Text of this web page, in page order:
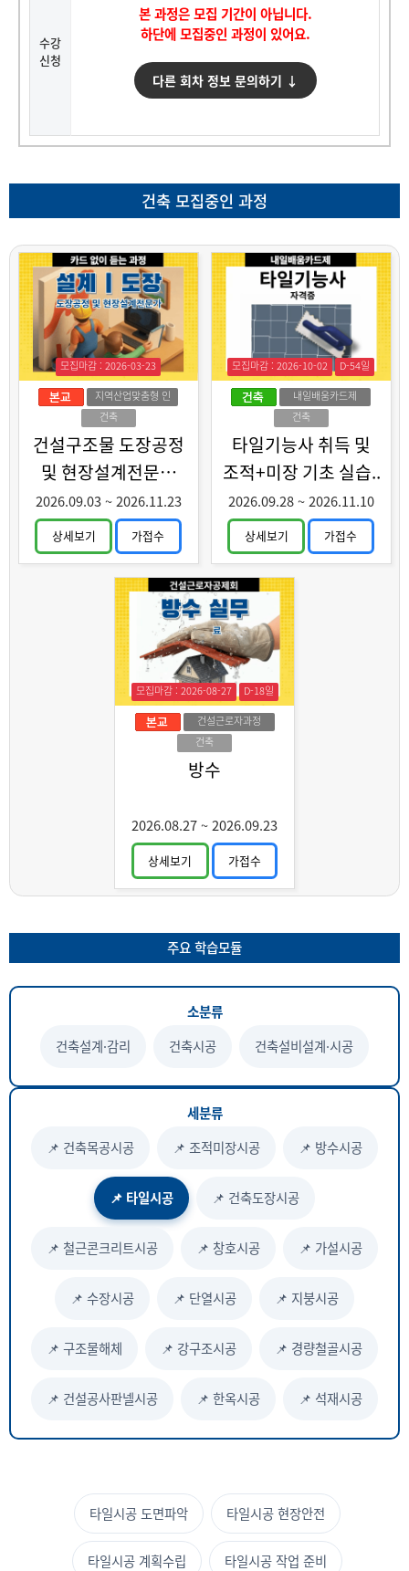
수강
신청
본 과정은 모집 기간이 아닙니다.
하단에 모집중인 과정이 있어요.
다른 회차 정보 문의하기 ↓
건축 모집중인 과정
모집마감 : 2026-03-23
지역산업맞춤형 인
력양성
건축
건설구조물 도장공정
및 현장설계전문가
양성
2026.09.03~2026.11.23
상세보기 가접수
모집마감 : 2026-10-02
D-54일
내일배움카드제
건축
타일기능사 취득 및
조적+미장 기초 실습..
2026.09.28~2026.11.10
상세보기 가접수
모집마감 : 2026-08-27
D-18일
건설근로자과정
건축
방수
2026.08.27~2026.09.23
상세보기 가접수
주요 학습모듈
소분류
건축설계·감리
건축시공 건축설비설계·시공
세분류
📌 건축목공시공
📌 조적미장시공 📌 방수시공
📌 타일시공 📌 건축도장시공
📌 철근콘크리트시공 📌 창호시공 📌 가설시공
📌 수장시공 📌 단열시공 📌 지붕시공
📌 구조물해체 📌 강구조시공 📌 경량철골시공
📌 건설공사판넬시공 📌 한옥시공 📌 석재시공
타일시공 도면파악 타일시공 현장안전
타일시공 계획수립 타일시공 작업 준비